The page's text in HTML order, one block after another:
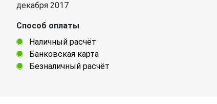
декабря 2017
Способ оплаты
Наличный расчёт
Банковская карта
Безналичный расчёт